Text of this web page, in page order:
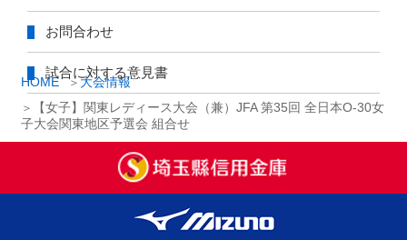
HOME
大会情報
【女子】関東レディース大会（兼）JFA 第35回 全日本O-30女
子大会関東地区予選会 組合せ
お問合わせ
試合に対する意見書